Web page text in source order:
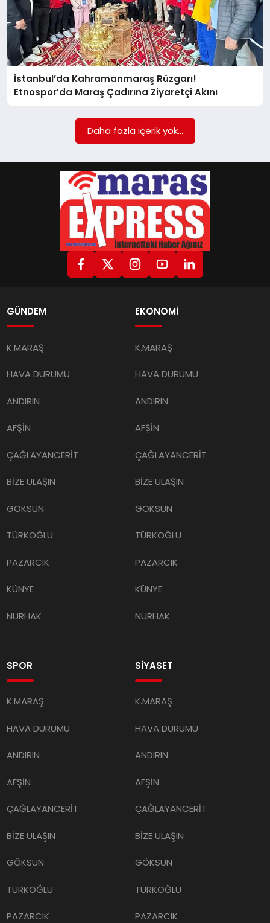
GÖKSUN
TÜRKOĞLU
PAZARCIK
İstanbul’da Kahramanmaraş Rüzgarı!
Etnospor’da Maraş Çadırına Ziyaretçi Akını
Daha fazla içerik yok...
GÜNDEM
K.MARAŞ
HAVA DURUMU
ANDIRIN
AFŞİN
ÇAĞLAYANCERİT
BİZE ULAŞIN
GÖKSUN
TÜRKOĞLU
PAZARCIK
KÜNYE
NURHAK
EKONOMİ
K.MARAŞ
HAVA DURUMU
ANDIRIN
AFŞİN
ÇAĞLAYANCERİT
BİZE ULAŞIN
GÖKSUN
TÜRKOĞLU
PAZARCIK
KÜNYE
NURHAK
SPOR
K.MARAŞ
HAVA DURUMU
ANDIRIN
AFŞİN
ÇAĞLAYANCERİT
BİZE ULAŞIN
GÖKSUN
TÜRKOĞLU
PAZARCIK
SİYASET
K.MARAŞ
HAVA DURUMU
ANDIRIN
AFŞİN
ÇAĞLAYANCERİT
BİZE ULAŞIN
GÖKSUN
TÜRKOĞLU
PAZARCIK